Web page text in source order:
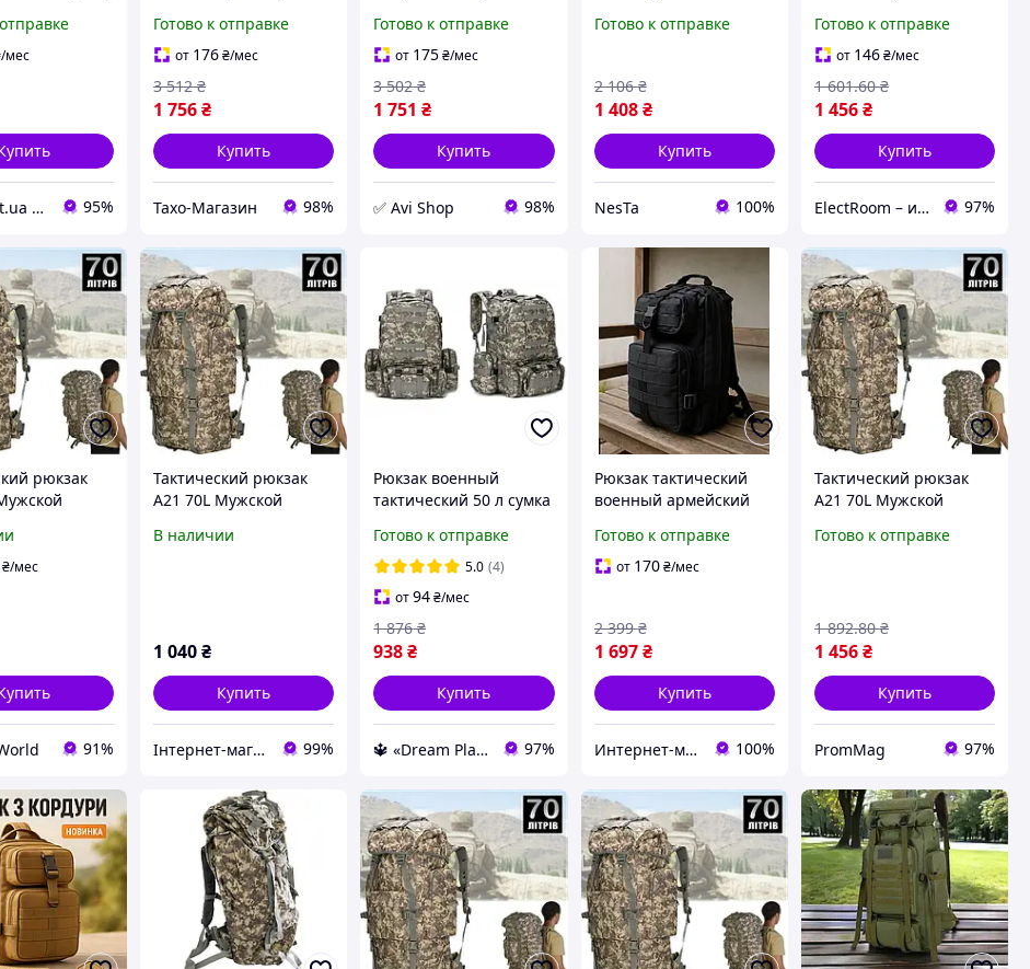
наплечный
80
/мес
👍 Dik.net.ua - Интернет магазин 95%
Рюкзак мужской
тактический походный
Готово к отправке
от 176₴/мес
1 756₴
3 512 ₴
Купить
Тахо-Магазин 98%
Военный походный
рюкзак, AVI
Готово к отправке
от 175₴/мес
1 751 ₴
3 502 ₴
Купить
✅ Avi Shop 98%
тактический, походный
Готово к отправке
1 408 ₴
2 106 ₴
Купить
NesTa 100%
походный рюкзак 70л
большой Пиксель
Готово к отправке
от 146₴/мес
1 456₴
1 601.60 ₴
Купить
ElectRoom – интернет магазин 97%
рюкзак
рюкзак 70л
₴/мес
91%
Тактический рюкзак
A21 70L Мужской
походный рюкзак 70л
В наличии
1 040₴
Купить
Інтернет-магазин i-maxi.com.ua 99%
Рюкзак военный
тактический 50 л сумка
Рюкзак мужской
тактический походный
для армии
Готово к отправке
5.0 (4)
от94₴/мес
938₴
1 876 ₴
Купить
🔱 «Dream Place» Компетентность! Качество товара! Быстрая отправка! ✅ 97%
Рюкзак тактический
военный армейский
штурмовой рюкзак для
туризма походный
Готово к отправке
от 170 ₴/мес
1 697 ₴
2 399 ₴
Купить
Интернет-магазин Smart&Green - все для твоего дома и сада 100%
Тактический рюкзак
A21 70L Мужской
походный рюкзак 70л
Готово к отправке
1 456₴
1 892.80 ₴
Купить
PromMag 97%